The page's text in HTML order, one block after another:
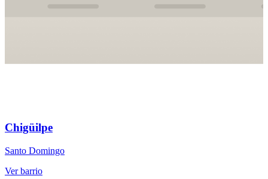
Chigüilpe
Santo Domingo
Ver barrio